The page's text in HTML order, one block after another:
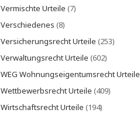
Vermischte Urteile (7)
Verschiedenes (8)
Versicherungsrecht Urteile (253)
Verwaltungsrecht Urteile (602)
WEG Wohnungseigentumsrecht Urteile
Wettbewerbsrecht Urteile (409)
Wirtschaftsrecht Urteile (194)